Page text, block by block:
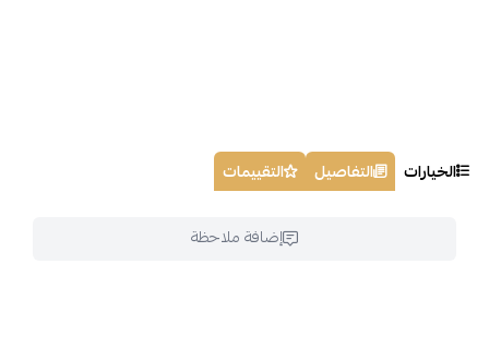
الخيارات التفاصيل التقييمات
إضافة ملاحظة